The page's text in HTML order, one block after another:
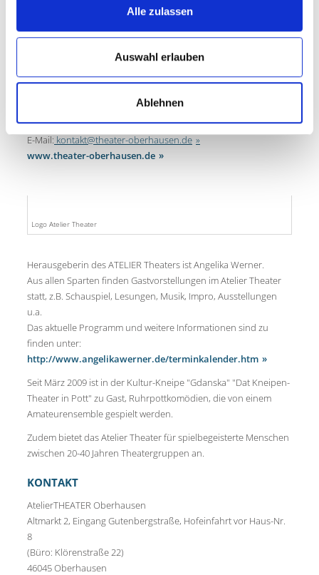
Alle zulassen
Auswahl erlauben
Ablehnen
KONTAKT
46045 Oberhausen
Theaterkasse: 0208 8578-184
E-Mail: kontakt@theater-oberhausen.de
www.theater-oberhausen.de
Logo Atelier Theater
Herausgeberin des ATELIER Theaters ist Angelika Werner.
Aus allen Sparten finden Gastvorstellungen im Atelier Theater
statt, z.B. Schauspiel, Lesungen, Musik, Impro, Ausstellungen
u.a.
Das aktuelle Programm und weitere Informationen sind zu
finden unter:
http://www.angelikawerner.de/terminkalender.htm
Seit März 2009 ist in der Kultur-Kneipe "Gdanska" "Dat Kneipen-
Theater in Pott" zu Gast, Ruhrpottkomödien, die von einem
Amateurensemble gespielt werden.
Zudem bietet das Atelier Theater für spielbegeisterte Menschen
zwischen 20-40 Jahren Theatergruppen an.
KONTAKT
AtelierTHEATER Oberhausen
Altmarkt 2, Eingang Gutenbergstraße, Hofeinfahrt vor Haus-Nr.
8
(Büro: Klörenstraße 22)
46045 Oberhausen